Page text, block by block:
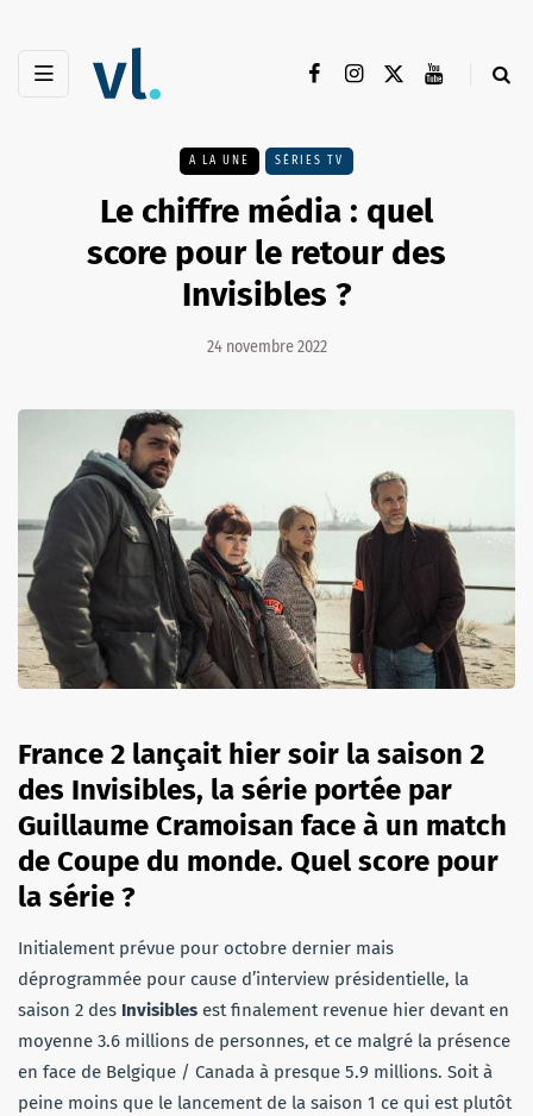
A LA UNE SÉRIES TV
Le chiffre média : quel
score pour le retour des
Invisibles ?
24 novembre 2022
France 2 lançait hier soir la saison 2
des Invisibles, la série portée par
Guillaume Cramoisan face à un match
de Coupe du monde. Quel score pour
la série ?
Initialement prévue pour octobre dernier mais
déprogrammée pour cause d’interview présidentielle, la
saison 2 des Invisibles est finalement revenue hier devant en
moyenne 3.6 millions de personnes, et ce malgré la présence
en face de Belgique / Canada à presque 5.9 millions. Soit à
peine moins que le lancement de la saison 1 ce qui est plutôt